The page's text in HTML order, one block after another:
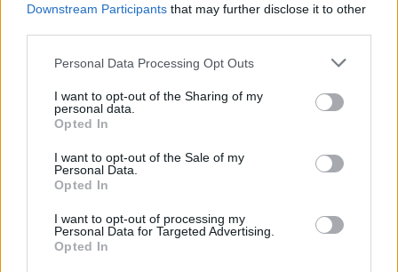
Downstream Participants that may further disclose it to other
Personal Data Processing Opt Outs
I want to opt-out of the Sharing of my
personal data.
Opted In
I want to opt-out of the Sale of my
Personal Data.
Opted In
I want to opt-out of processing my
Personal Data for Targeted Advertising.
Opted In
Netikėtai 19-mečiui
pralaimėjęs M. Carlsenas
pasiuto – nesupratęs, kas
įvyko, kumščiu trenkė į stalą
(1)
pergalę